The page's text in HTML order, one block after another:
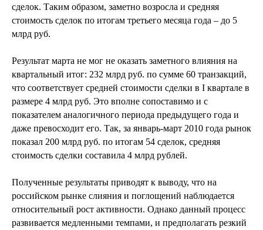
сделок. Таким образом, заметно возросла и средняя
стоимость сделок по итогам третьего месяца года – до 5
млрд руб.
Результат марта не мог не оказать заметного влияния на
квартальный итог: 232 млрд руб. по сумме 60 транзакций,
что соответствует средней стоимости сделки в I квартале в
размере 4 млрд руб. Это вполне сопоставимо и с
показателем аналогичного периода предыдущего года и
даже превосходит его. Так, за январь-март 2010 года рынок
показал 200 млрд руб. по итогам 54 сделок, средняя
стоимость сделки составила 4 млрд рублей.
Полученные результаты приводят к выводу, что на
российском рынке слияния и поглощений наблюдается
относительный рост активности. Однако данный процесс
развивается медленными темпами, и предполагать резкий